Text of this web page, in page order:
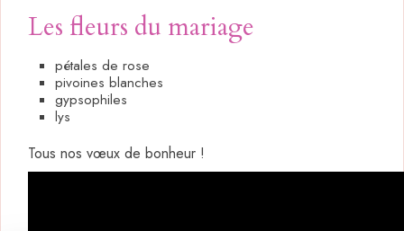
Les fleurs du mariage
pétales de rose
pivoines blanches
gypsophiles
lys
Tous nos vœux de bonheur !